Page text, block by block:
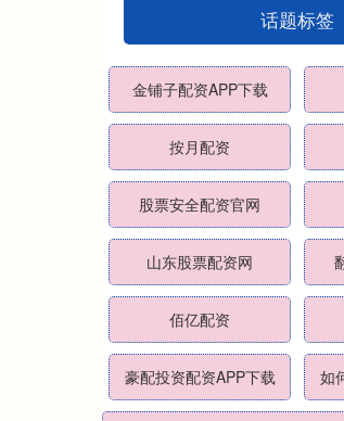
话题标签
金铺子配资APP下载
按月配资
股票安全配资官网
山东股票配资网
佰亿配资
豪配投资配资APP下载 如